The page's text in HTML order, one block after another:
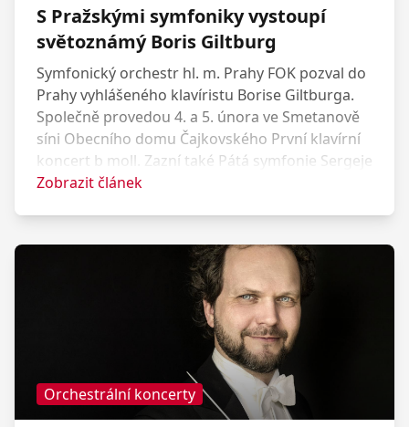
S Pražskými symfoniky vystoupí
světoznámý Boris Giltburg
Symfonický orchestr hl. m. Prahy FOK pozval do
Prahy vyhlášeného klavíristu Borise Giltburga.
Společně provedou 4. a 5. února ve Smetanově
síni Obecního domu Čajkovského První klavírní
koncert b moll. Zazní také Pátá symfonie Sergeje
Prokofjeva a vzácně uváděný kus Jednoho
Zobrazit článek
Orchestrální koncerty